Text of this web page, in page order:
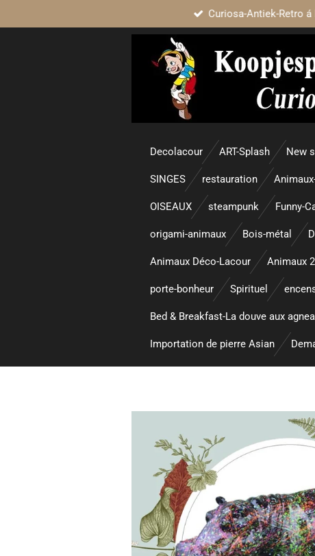
Curiosa-Antiek-Retro
Decolacour ART-Splash New
SINGES restauration
OISEAUX steampunk Funny-
origami-animaux Bois-métal
Animaux Déco-Lacour Animaux
porte-bonheur Spirituel
Bed & Breakfast-La douve aux
Importation de pierre Asian